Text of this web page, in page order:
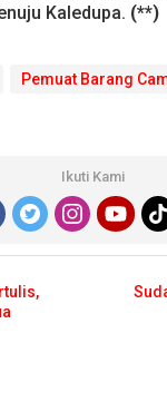
Kaledupa. (**)
Pemuat Barang
Ikuti Kami